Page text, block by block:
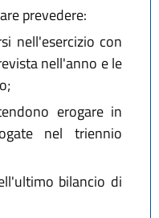
prevedere:
nell'esercizio con
nell'anno e le
erogare in
nel triennio
bilancio di